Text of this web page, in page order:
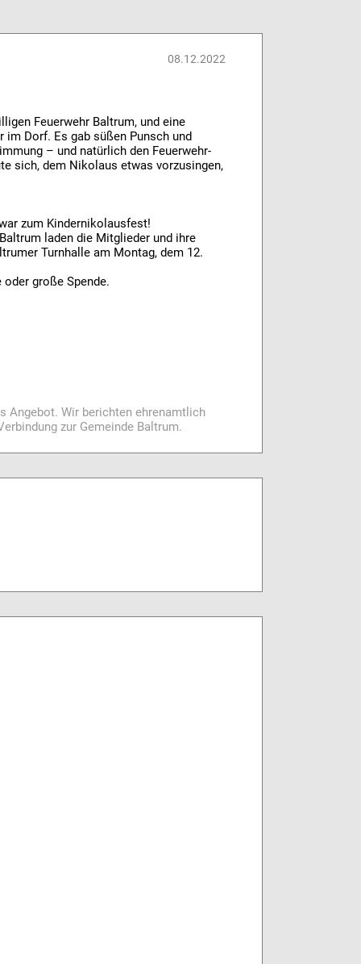
08.12.2022
Feuerwehr Baltrum, und eine
im Dorf. Es gab süßen Punsch und
– und natürlich den Feuerwehr-
sich, dem Nikolaus etwas vorzusingen,
zum Kindernikolausfest!
laden die Mitglieder und ihre
Turnhalle am Montag, dem 12.
große Spende.
Angebot. Wir berichten ehrenamtlich
zur Gemeinde Baltrum.